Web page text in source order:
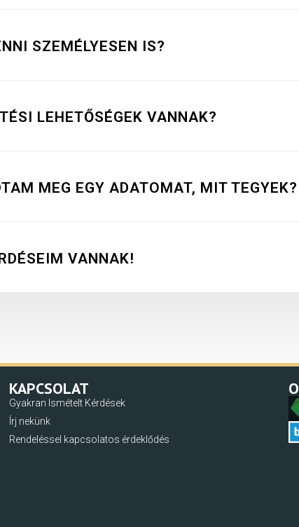
SZEMÉLYESEN IS?
LEHETŐSÉGEK VANNAK?
MEG EGY ADATOMAT, MIT TEGYEK?
VANNAK!
KAPCSOLAT
Gyakran Ismételt Kérdések
Írj nekünk
Rendeléssel kapcsolatos érdeklődés